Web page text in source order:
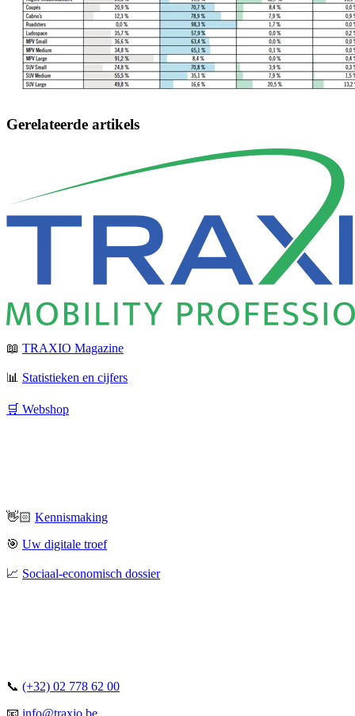
Gerelateerde artikels
📖 TRAXIO Magazine
📊 Statistieken en cijfers
🛒 Webshop
👋🏻 Kennismaking
🎯 Uw digitale troef
📈 Sociaal-economisch dossier
📞 (+32) 02 778 62 00
📧 info@traxio.be